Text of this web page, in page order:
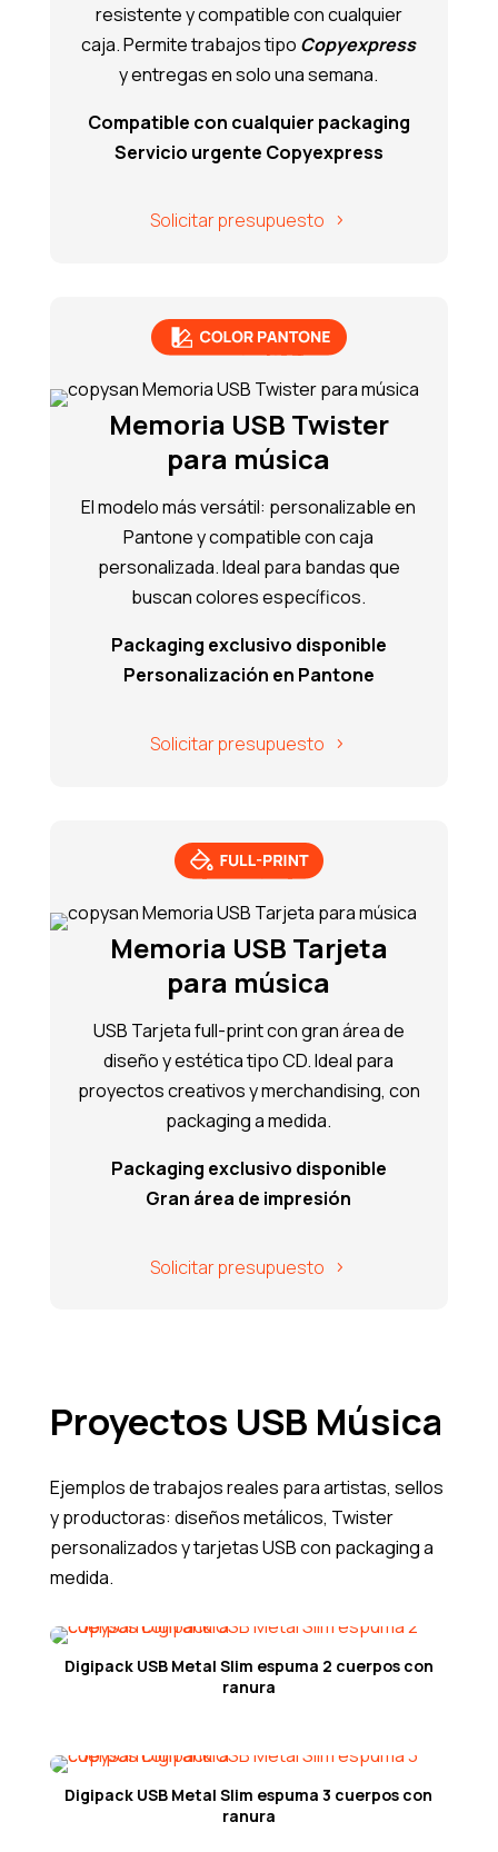
resistente y compatible con cualquier
caja. Permite trabajos tipo Copyexpress
y entregas en solo una semana.
Compatible con cualquier packaging
Servicio urgente Copyexpress
Solicitar presupuesto
Memoria USB Twister
para música
El modelo más versátil: personalizable en
Pantone y compatible con caja
personalizada. Ideal para bandas que
buscan colores específicos.
Packaging exclusivo disponible
Personalización en Pantone
Solicitar presupuesto
Memoria USB Tarjeta
para música
USB Tarjeta full-print con gran área de
diseño y estética tipo CD. Ideal para
proyectos creativos y merchandising, con
packaging a medida.
Packaging exclusivo disponible
Gran área de impresión
Solicitar presupuesto
Proyectos USB Música
Ejemplos de trabajos reales para artistas, sellos
y productoras: diseños metálicos, Twister
personalizados y tarjetas USB con packaging a
medida.
Digipack USB Metal Slim espuma 2 cuerpos con
ranura
Digipack USB Metal Slim espuma 3 cuerpos con
ranura